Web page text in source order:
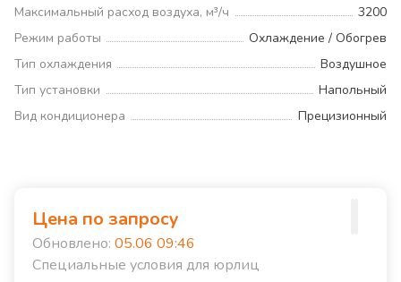
Максимальный расход воздуха, м³/ч
3200
Режим работы
Охлаждение / Обогрев
Тип охлаждения
Воздушное
Тип установки
Напольный
Вид кондиционера
Прецизионный
Цена по запросу
Обновлено: 05.06 09:46
Специальные условия для юрлиц